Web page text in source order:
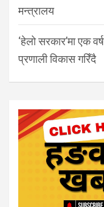
मन्त्रालय
‘हेलो सरकार’मा एक
प्रणाली विकास गरिँदै